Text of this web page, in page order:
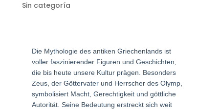
Sin categoría
Die Mythologie des antiken Griechenlands ist
voller faszinierender Figuren und Geschichten,
die bis heute unsere Kultur prägen. Besonders
Zeus, der Göttervater und Herrscher des Olymp,
symbolisiert Macht, Gerechtigkeit und göttliche
Autorität. Seine Bedeutung erstreckt sich weit